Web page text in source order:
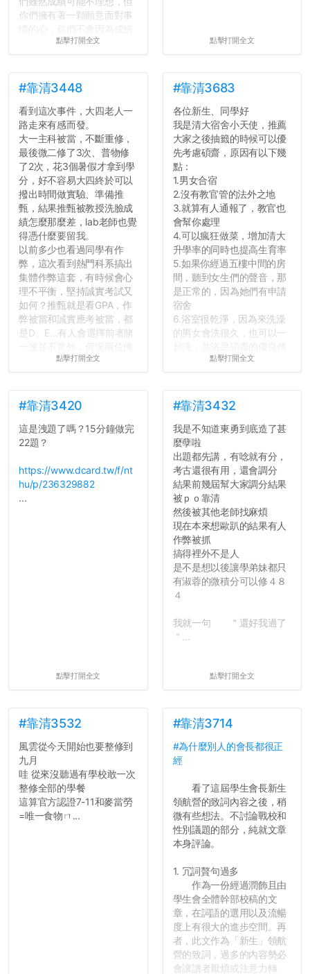
你們擁有著一顆願意面對事
壓力而選擇逃避(作弊)，在
績無法體現你們的努力，但
往後你們正直的態度一定會
讓你們在社會上適應得更
好。最後，那些作弊的同
學，你們要瞭解到作弊對你
們而言是沒有任何好處的，
大學是你們唯一可以勇敢認
錯但不需要付出太大代價的
地方，你們在這時候如果不
會學會...
點擊打開全文 點擊打開全文
#靠清3448
看到這次事件，大四老人一
路走來有感而發。
大一主科被當，不斷重修，
最後微二修了3次、普物修
了2次，花3個暑假才拿到學
分，好不容易大四終於可以
撥出時間做實驗、準備推
甄，結果推甄被教授洗臉成
績怎麼那麼差，lab老師也覺
得憑什麼要留我。
以前多少也看過同學有作
弊，這次看到熱門科系搞出
集體作弊這套，有時候會心
理不平衡，堅持誠實考試又
如何？推甄就是看GPA，作
弊被當和誠實應考被當，都
是D、E...有人會選擇前者賭
心教授看起來要輕輕放下
長作弊的風氣。
反正老人我明天就要搬離新
竹，之後如何發展與我無
吧XD，祝學弟妹們修課順利
~~...
點擊打開全文
#靠清3683
各位新生、同學好
我是清大宿舍小天使，推薦
大家之後抽籤的時候可以優
先考慮碩齋，原因有以下幾
點：
1.男女合宿
2.沒有教官管的法外之地
3.就算有人通報了，教官也
會幫你處理
4.可以瘋狂做菜，增加清大
升學率的同時也提高生育率
5.如果你經過五樓中間的房
間，聽到女生們的聲音，那
是正常的，因為她們有申請
宿舍
6.浴室很乾淨，因為來洗澡
的男女會洗很久，也可以一
舍房間，都歡迎留言讓我知
道...
點擊打開全文
#靠清3420
這是洩題了嗎？15分鐘做完
22題？
https://www.dcard.tw/f/nt
hu/p/236329882
...
點擊打開全文
#靠清3432
我是不知道東勇到底造了甚
麼孽啦
出題都先講，有唸就有分，
考古還很有用，還會調分
結果前幾屆幫大家調分結果
被ｐｏ靠清
然後被其他老師找麻煩
現在本來想歐趴的結果有人
作弊被抓
搞得裡外不是人
是不是想以後讓學弟妹都只
有淑蓉的微積分可以修４８
４
我就一句 ＂還好我過了
＂...
點擊打開全文
#靠清3532
風雲從今天開始也要整修到
九月
哇 從來沒聽過有學校敢一次
整修全部的學餐
這算官方認證7-11和麥當勞
=唯一食物ㄇ...
#靠清3714
#為什麼別人的會長都很正
經
看了這屆學生會長新生
領航營的致詞內容之後，稍
微有些想法。不討論戰校和
性別議題的部分，純就文章
本身評論。
1. 冗詞贅句過多
作為一份經過潤飾且由
學生會全體幹部校稿的文
章，在詞語的選用以及流暢
度上有很大的進步空間。再
者，此文作為「新生」領航
營的致詞，過多的內容勢必
會讓讀者厭煩或注意力轉